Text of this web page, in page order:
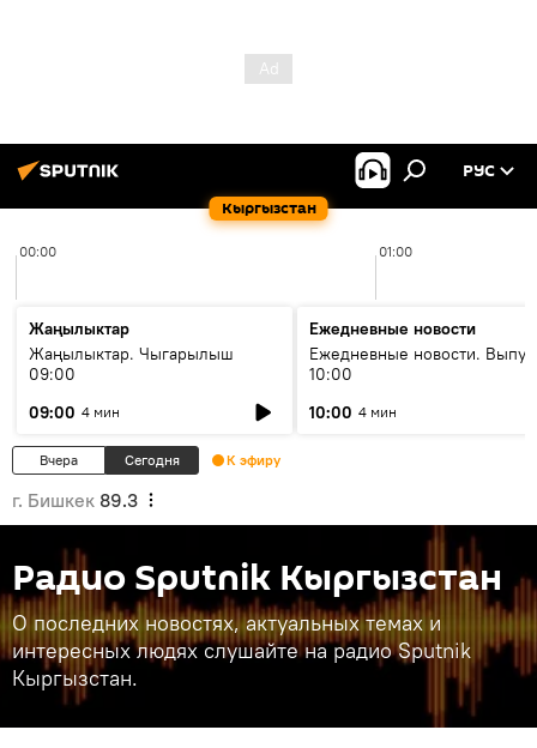
Кыргызстан
РУС
00:00 01:00
Жаңылыктар
Жаңылыктар. Чыгарылыш
09:00
09:00 4 мин
Ежедневные новости
Ежедневные новости.
10:00
10:00 4 мин
Вчера Сегодня К эфиру
г. Бишкек 89.3
Радио Sputnik Кыргызстан
О последних новостях, актуальных темах и
интересных людях слушайте на радио Sputnik
Кыргызстан.